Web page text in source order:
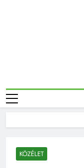
KÖZÉLET